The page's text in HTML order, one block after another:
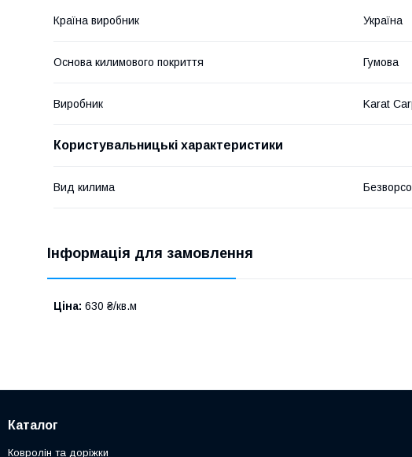
Країна виробник Україна
Основа килимового покриття Гумова
Виробник Karat
Користувальницькі характеристики
Вид килима
Інформація для замовлення
Ціна: 630 ₴/кв.м
Каталог
Ковролін та доріжки